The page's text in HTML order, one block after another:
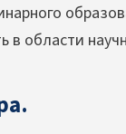
в области